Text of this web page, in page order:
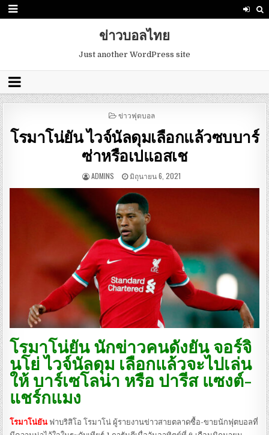
ข่าวบอลไทย
Just another WordPress site
POSTED
ข่าวฟุตบอล
โรมาโน่ยัน ไวจ์นัลดุมเลือกแล้วซบบาร์
ซ่าหรือเปแอสเช
ADMINS มิถุนายน 6, 2021
โรมาโน่ยัน นักข่าวคนดังยัน จอร์จิ
นโย่ ไวจ์นัลดุม เลือกแล้วจะไปเล่น
ให้ บาร์เซโลน่า หรือ ปารีส แซงต์-
แชร์กแมง
โรมาโน่ยัน ฟาบริสิโอ โรมาโน่ ผู้รายงานข่าวสายตลาดซื้อ-ขายนักฟุตบอลที่